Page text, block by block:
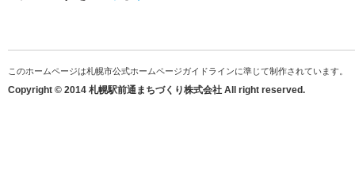
このホームページは札幌市公式ホームページガイドラインに準じて制作されています。
Copyright © 2014 札幌駅前通まちづくり株式会社 All right reserved.